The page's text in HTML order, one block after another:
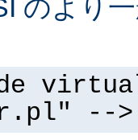
のより
-->